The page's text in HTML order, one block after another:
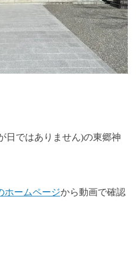
日ではありません)の東郷神
ホームページから動画で確認